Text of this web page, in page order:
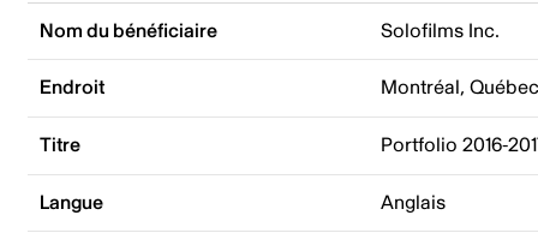
Nom du bénéficiaire Solofilms Inc.
Endroit Montréal,
Titre Portfolio 2016-
Langue Anglais